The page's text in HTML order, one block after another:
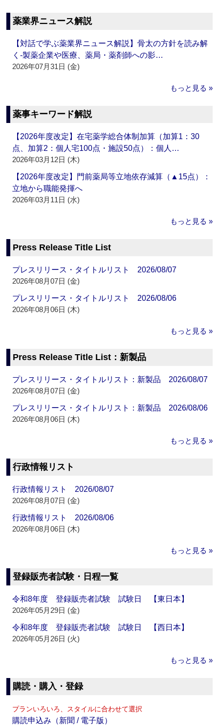
薬業界ニュース解説
【対話で学ぶ薬業界ニュース解説】骨太の方針を読み解
く‐製薬企業や医療、薬局・薬剤師への影…
2026年07月31日 (金)
もっと見る »
薬事キーワード解説
【2026年度改定】在宅薬学総合体制加算（加算1：30
点、加算2：個人宅100点・施設50点）：個人…
2026年03月12日 (木)
【2026年度改定】門前薬局等立地依存減算（▲15点）：
立地から職能発揮へ
2026年03月11日 (水)
もっと見る »
Press Release Title List
プレスリリース・タイトルリスト 2026/08/07
2026年08月07日 (金)
プレスリリース・タイトルリスト 2026/08/06
2026年08月06日 (木)
もっと見る »
Press Release Title List：新製品
プレスリリース・タイトルリスト：新製品 2026/08/07
2026年08月07日 (金)
プレスリリース・タイトルリスト：新製品 2026/08/06
2026年08月06日 (木)
もっと見る »
行政情報リスト
行政情報リスト 2026/08/07
2026年08月07日 (金)
行政情報リスト 2026/08/06
2026年08月06日 (木)
もっと見る »
登録販売者試験・日程一覧
令和8年度 登録販売者試験 試験日 【東日本】
2026年05月29日 (金)
令和8年度 登録販売者試験 試験日 【西日本】
2026年05月26日 (火)
もっと見る »
購読・購入・登録
プランいろいろ、スタイルに合わせて選択
購読申込み（新聞 / 電子版）